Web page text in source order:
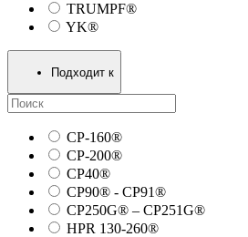
TRUMPF®
YK®
Подходит к
CP-160®
CP-200®
CP40®
CP90® - СP91®
CP250G® – CP251G®
HPR 130-260®